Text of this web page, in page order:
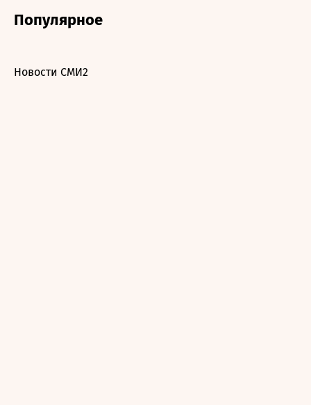
Популярное
Новости СМИ2